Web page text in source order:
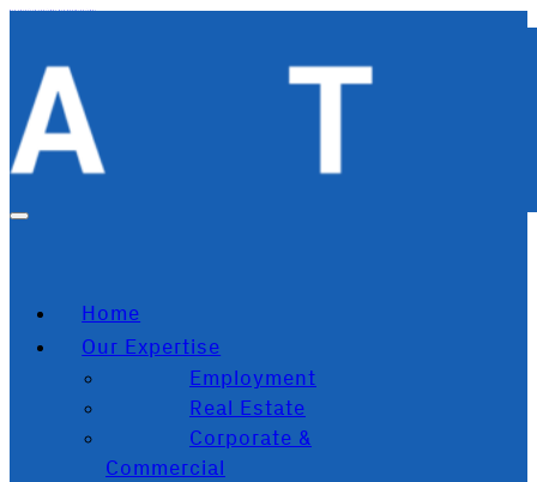
Home
Our Expertise
Employment
Real Estate
Corporate &
Commercial